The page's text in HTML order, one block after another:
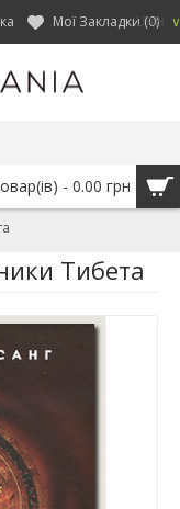
UAH ∨
Мої Закладки (0)
- 0.00 грн
Тибета